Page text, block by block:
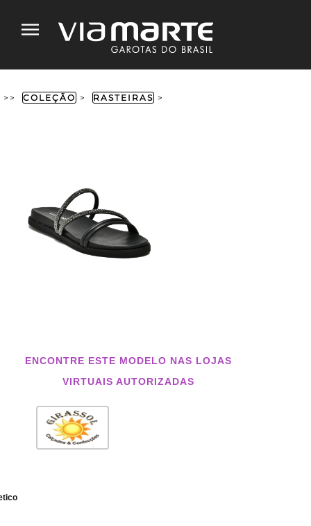
>> COLEÇÃO > RASTEIRAS >
ENCONTRE ESTE MODELO NAS LOJAS
VIRTUAIS AUTORIZADAS